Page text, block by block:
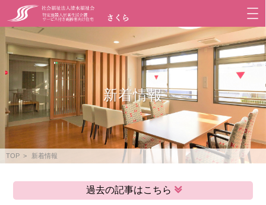
新着情報
TOP 新着情報
過去の記事はこちら